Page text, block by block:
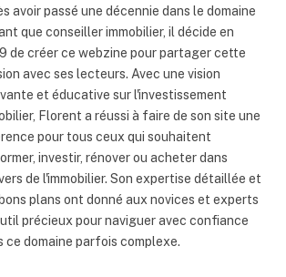
avoir passé une décennie dans le domaine
que conseiller immobilier, il décide en
de créer ce webzine pour partager cette
avec ses lecteurs. Avec une vision
et éducative sur l'investissement
Florent a réussi à faire de son site une
pour tous ceux qui souhaitent
investir, rénover ou acheter dans
de l'immobilier. Son expertise détaillée et
plans ont donné aux novices et experts
précieux pour naviguer avec confiance
ce domaine parfois complexe.